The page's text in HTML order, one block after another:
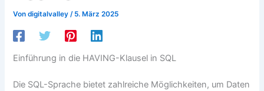
Vondigitalvalley/ 5. März 2025
Einführung in die HAVING-Klausel in SQL
Die SQL-Sprache bietet zahlreiche Möglichkeiten, um Daten